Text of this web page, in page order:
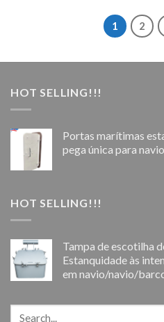
1 2
HOT SELLING!!!
Portas marítimas
pega única para
HOT SELLING!!!
Tampa de escotilha
Estanquidade às
em navio/navio/